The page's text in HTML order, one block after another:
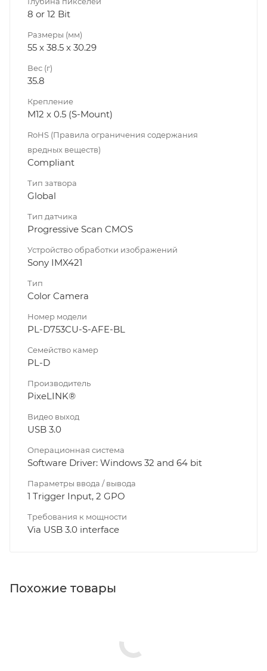
8 or 12 Bit
Размеры (мм)
55 x 38.5 x 30.29
Вес (г)
35.8
Крепление
M12 x 0.5 (S-Mount)
RoHS (Правила ограничения содержания
вредных веществ)
Compliant
Тип затвора
Global
Тип датчика
Progressive Scan CMOS
Устройство обработки изображений
Sony IMX421
Тип
Color Camera
Номер модели
PL-D753CU-S-AFE-BL
Семейство камер
PL-D
Производитель
PixeLINK®
Видео выход
USB 3.0
Операционная система
Software Driver: Windows 32 and 64 bit
Параметры ввода / вывода
1 Trigger Input, 2 GPO
Требования к мощности
Via USB 3.0 interface
Похожие товары